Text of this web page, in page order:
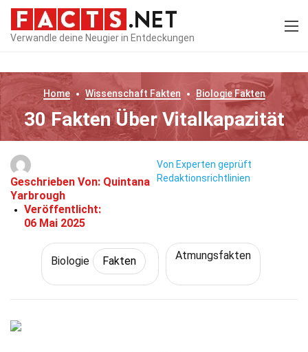
Verwandle deine Neugier in Entdeckungen
Home Wissenschaft Fakten BiologieFakten
30 Fakten Über Vitalkapazität
Geschrieben Von: Quintana
Yarbrough
Veröffentlicht:
06 Mai 2025
Von Experten geprüft
Redaktionsrichtlinien
Biologie Fakten Atmungsfakten